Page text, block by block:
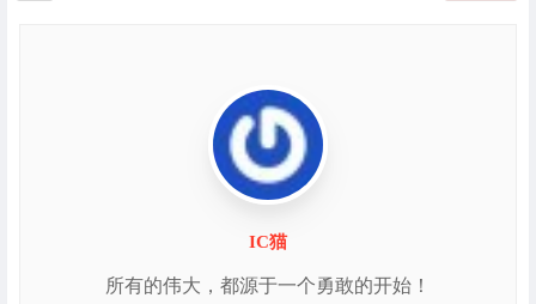
IC猫
所有的伟大，都源于一个勇敢的开始！